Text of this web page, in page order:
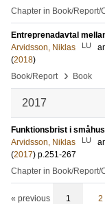
Chapter in Book/Report/
Entreprenadavtal
Arvidsson, Niklas
LU
(2018)
Book/Report
› Book
2017
Funktionsbrist i
Arvidsson, Niklas
LU
(2017) p.251-267
Chapter in Book/Report/
« previous 1 2